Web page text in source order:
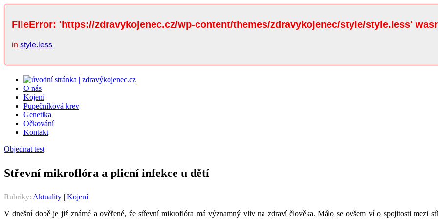
FileError: 'https://zdravykojenec.cz/wp-content/themes/zdravykojenec/style/style.less'
in style.less
O nás
Kojení
Pupečníková krev
Genetika
Očkování
Kontakt
Objednat test
Střevní mikroflóra a plicní infekce u dětí
Rubriky: Aktuality | Kojení
V dnešní době je již známé a ověřené, že střevní mikroflóra má významný vliv na zdraví člověka. Málo se ovšem ví o spojitosti mezi